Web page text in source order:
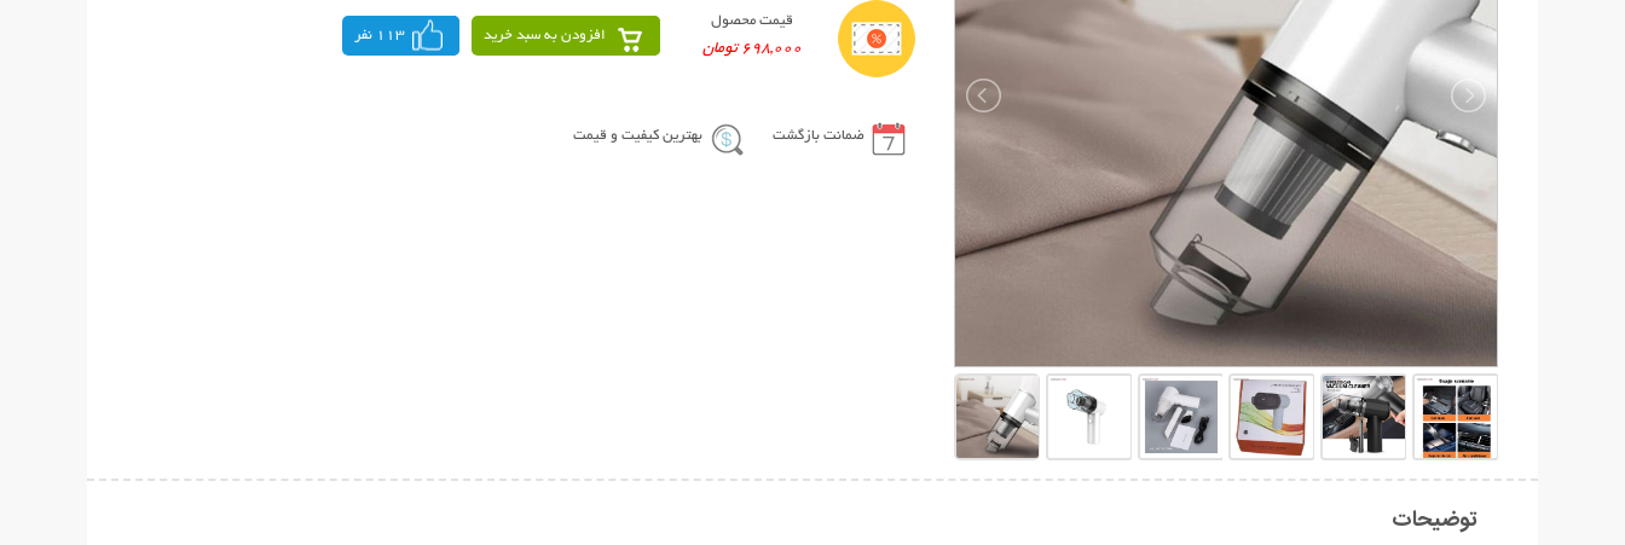
قیمت محصول
698,000 تومان
افزودن به سبد خرید 113 نفر
ضمانت بازگشت بهترین کیفیت و قیمت
توضیحات